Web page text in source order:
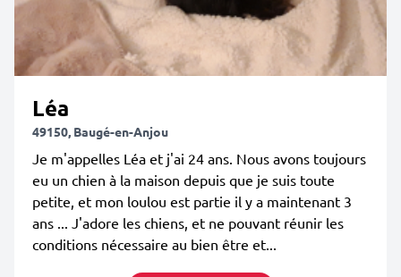
Léa
49150, Baugé-en-Anjou
Je m'appelles Léa et j'ai 24 ans. Nous avons toujours
eu un chien à la maison depuis que je suis toute
petite, et mon loulou est partie il y a maintenant 3
ans ... J'adore les chiens, et ne pouvant réunir les
conditions nécessaire au bien être et...